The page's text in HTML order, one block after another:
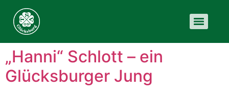
„Hanni“ Schlott – ein
Glücksburger Jung